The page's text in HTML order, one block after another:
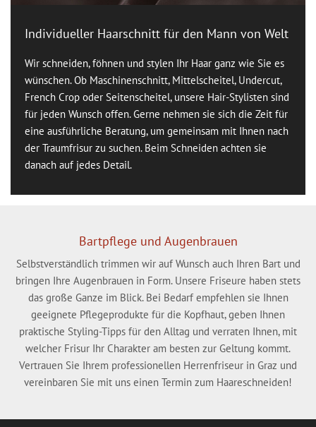
Individueller Haarschnitt für den Mann von Welt
Wir schneiden, föhnen und stylen Ihr Haar ganz wie Sie es
wünschen. Ob Maschinenschnitt, Mittelscheitel, Undercut,
French Crop oder Seitenscheitel, unsere Hair-Stylisten sind
für jeden Wunsch offen. Gerne nehmen sie sich die Zeit für
eine ausführliche Beratung, um gemeinsam mit Ihnen nach
der Traumfrisur zu suchen. Beim Schneiden achten sie
danach auf jedes Detail.
Bartpflege und Augenbrauen
Selbstverständlich trimmen wir auf Wunsch auch Ihren Bart und
bringen Ihre Augenbrauen in Form. Unsere Friseure haben stets
das große Ganze im Blick. Bei Bedarf empfehlen sie Ihnen
geeignete Pflegeprodukte für die Kopfhaut, geben Ihnen
praktische Styling-Tipps für den Alltag und verraten Ihnen, mit
welcher Frisur Ihr Charakter am besten zur Geltung kommt.
Vertrauen Sie Ihrem professionellen Herrenfriseur in Graz und
vereinbaren Sie mit uns einen Termin zum Haareschneiden!